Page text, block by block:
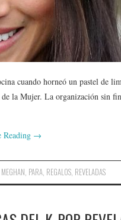
cuando horneó un pastel de
la Mujer. La organización sin
Reading →
MEGHAN, PARA, REGALOS, REVELADAS